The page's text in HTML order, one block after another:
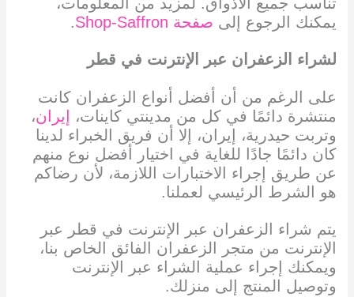
يمكنك الرجوع إلى صفحة Shop-Saffron .
لشراء الزعفران عبر الإنترنت في قطر
على الرغم من أن أفضل أنواع الزعفران كانت
منتشرة دائمًا في كل من مدينتي كاينات، إيران،
وتربت حيدرية، إيران، إلا أن فريق الخبراء لدينا
كان دائمًا جادًا للغاية في اختيار أفضل نوع منهم
عن طريق إجراء الاختبارات اللازمة، لأن رضاكم
هو الشرط الرئيسي لعملنا.
يتم شراء الزعفران عبر الإنترنت في قطر
عبر
الإنترنت من متجر الزعفران الفائق الخاص بنا،
ويمكنك إجراء عملية الشراء عبر الإنترنت
وتوصيل المنتج إلى منزلك.